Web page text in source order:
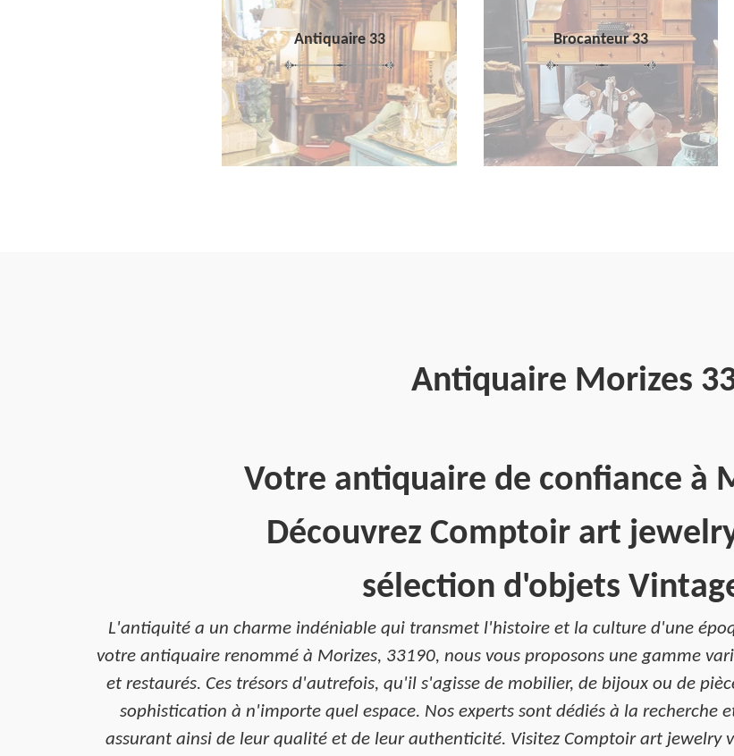
Antiquaire 33 Brocanteur 33
Antiquaire Morizes
Votre antiquaire de confiance à
Découvrez Comptoir art
sélection d'objets
L'antiquité a un charme indéniable qui transmet l'histoire et la culture d'une
votre antiquaire renommé à Morizes, 33190, nous vous proposons une gamme
et restaurés. Ces trésors d'autrefois, qu'il s'agisse de mobilier, de bijoux ou de
sophistication à n'importe quel espace. Nos experts sont dédiés à la recherche
assurant ainsi de leur qualité et de leur authenticité. Visitez Comptoir art jewelry